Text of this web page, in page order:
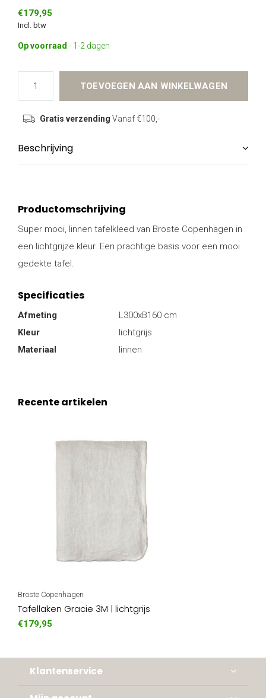
€179,95
Incl. btw
Op voorraad - 1-2 dagen
TOEVOEGEN AAN WINKELWAGEN
Gratis verzending Vanaf €100,-
Beschrijving
Productomschrijving
Super mooi, linnen tafelkleed van Broste Copenhagen in
een lichtgrijze kleur. Een prachtige basis voor een mooi
gedekte tafel.
Specificaties
Afmeting
L300xB160 cm
Kleur
lichtgrijs
Materiaal
linnen
Recente artikelen
Broste Copenhagen
Tafellaken Gracie 3M | lichtgrijs
€179,95
Klantenservice